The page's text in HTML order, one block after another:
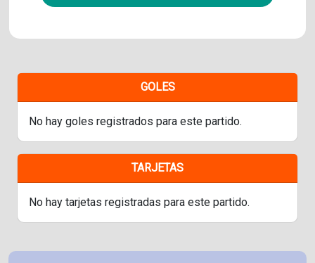
GOLES
No hay goles registrados para este partido.
TARJETAS
No hay tarjetas registradas para este partido.